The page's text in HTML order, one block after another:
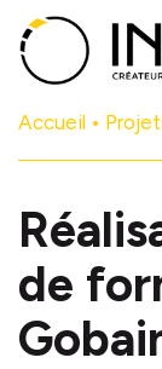
Accueil •
de
Panneau de